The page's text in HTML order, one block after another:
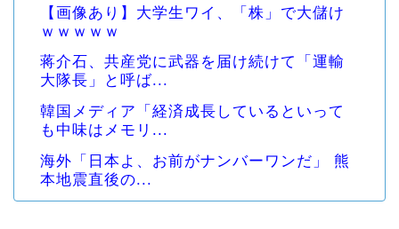
【画像あり】大学生ワイ、「株」で大儲け
ｗｗｗｗｗ
蒋介石、共産党に武器を届け続けて「運輸
大隊長」と呼ば...
韓国メディア「経済成長しているといって
も中味はメモリ...
海外「日本よ、お前がナンバーワンだ」 熊
本地震直後の...